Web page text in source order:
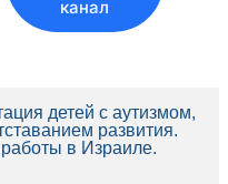
канал
детей с аутизмом,
развития.
в Израиле.